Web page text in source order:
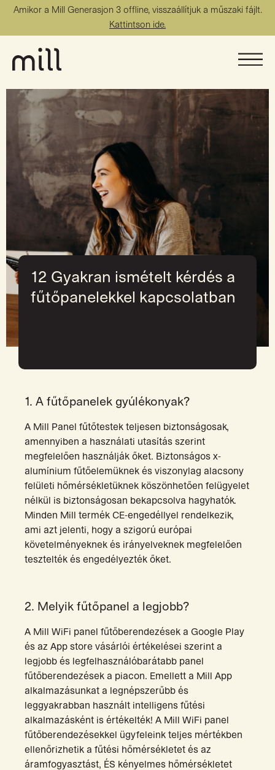
Amikor a Mill Generasjon 3 offline, visszaállítjuk a műszaki fájlt.
Kattintson ide.
12 Gyakran ismételt kérdés a
fűtőpanelekkel kapcsolatban
1. A fűtőpanelek gyúlékonyak?
A Mill Panel fűtőtestek teljesen biztonságosak,
amennyiben a használati utasítás szerint
megfelelően használják őket. Biztonságos x-
alumínium fűtőelemüknek és viszonylag alacsony
felületi hőmérsékletüknek köszönhetően felügyelet
nélkül is biztonságosan bekapcsolva hagyhatók.
Minden Mill termék CE-engedéllyel rendelkezik,
ami azt jelenti, hogy a szigorú európai
követelményeknek és irányelveknek megfelelően
tesztelték és engedélyezték őket.
2. Melyik fűtőpanel a legjobb?
A Mill WiFi panel fűtőberendezések a Google Play
és az App store vásárlói értékelései szerint a
legjobb és legfelhasználóbarátabb panel
fűtőberendezések a piacon. Emellett a Mill App
alkalmazásunkat a legnépszerűbb és
leggyakrabban használt intelligens fűtési
alkalmazásként is értékelték! A Mill WiFi panel
fűtőberendezésekkel ügyfeleink teljes mértékben
ellenőrizhetik a fűtési hőmérsékletet és az
áramfogyasztást, ÉS kényelmes hőmérsékletet